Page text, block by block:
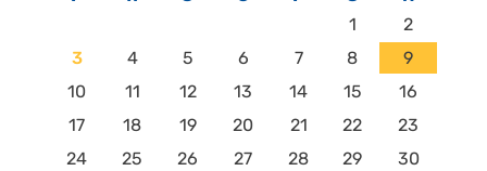
1
2
3
4 5 6 7 8
9
10
11 12 13 14 15
16
17
18 19 20 21 22
23
24
25 26 27 28 29
30